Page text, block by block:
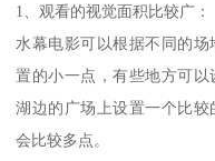
1、观看的视觉面积比较广：
水幕电影可以根据不同的
置的小一点，有些地方可
湖边的广场上设置一个比
会比较多点。